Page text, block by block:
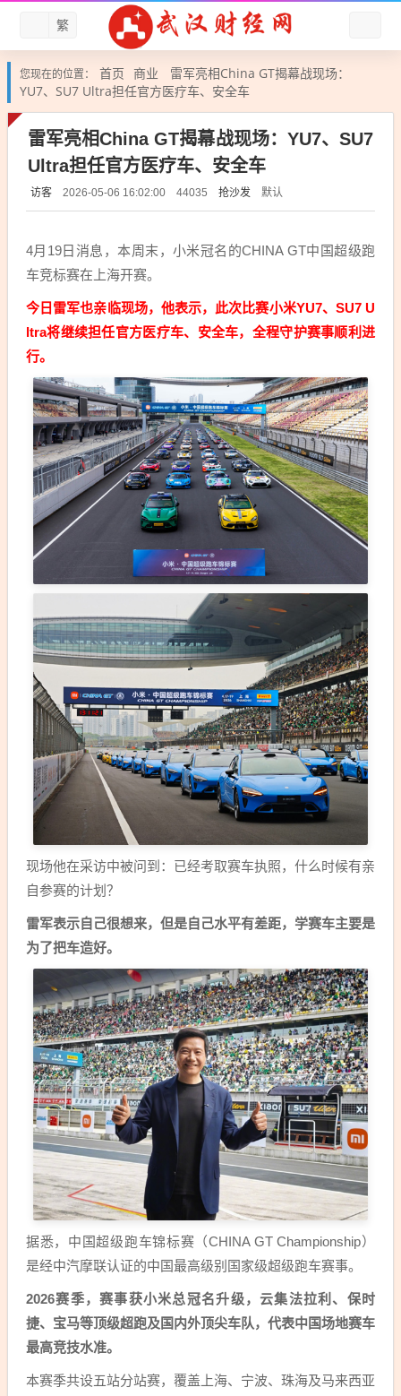
繁
您现在的位置： 首页 商业
雷军亮相China GT揭幕战现场：
YU7、SU7 Ultra担任官方医疗车、安全车
雷军亮相China GT揭幕战现场：YU7、SU7
Ultra担任官方医疗车、安全车
访客 2026-05-06 16:02:00 44035 抢沙发 默认
4月19日消息，本周末，小米冠名的CHINA GT中国超级跑
车竞标赛在上海开赛。
今日雷军也亲临现场，他表示，此次比赛小米YU7、SU7 U
ltra将继续担任官方医疗车、安全车，全程守护赛事顺利进
行。
现场他在采访中被问到：已经考取赛车执照，什么时候有亲
自参赛的计划？
雷军表示自己很想来，但是自己水平有差距，学赛车主要是
为了把车造好。
据悉，中国超级跑车锦标赛（CHINA GT Championship）
是经中汽摩联认证的中国最高级别国家级超级跑车赛事。
2026赛季，赛事获小米总冠名升级，云集法拉利、保时
捷、宝马等顶级超跑及国内外顶尖车队，代表中国场地赛车
最高竞技水准。
本赛季共设五站分站赛，覆盖上海、宁波、珠海及马来西亚